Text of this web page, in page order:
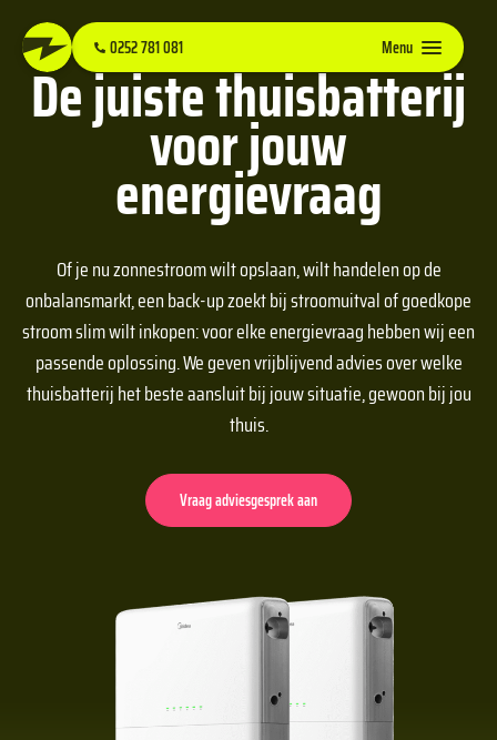
0252 781 081 Menu
De juiste thuisbatterij
voor jouw
energievraag
Of je nu zonnestroom wilt opslaan, wilt handelen op de
onbalansmarkt, een back-up zoekt bij stroomuitval of goedkope
stroom slim wilt inkopen: voor elke energievraag hebben wij een
passende oplossing. We geven vrijblijvend advies over welke
thuisbatterij het beste aansluit bij jouw situatie, gewoon bij jou
thuis.
Vraag adviesgesprek aan